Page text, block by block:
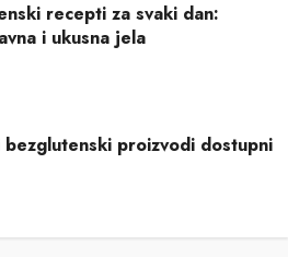
recepti za svaki dan:
i ukusna jela
proizvodi dostupni